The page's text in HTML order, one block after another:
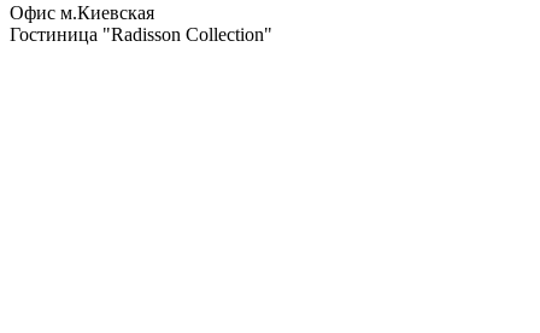
Офис м.Киевская
Гостиница "Radisson Collection"